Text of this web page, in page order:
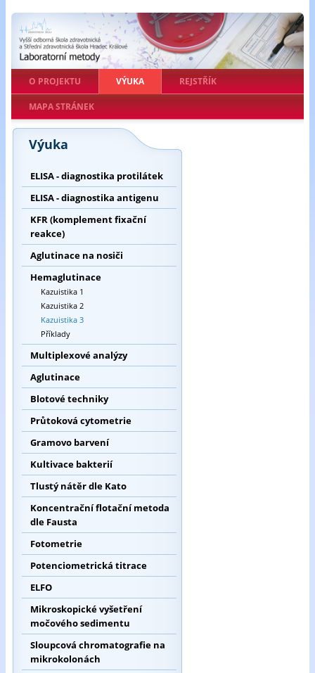
O PROJEKTU VÝUKA REJSTŘÍK
MAPA STRÁNEK
Výuka
ELISA - diagnostika protilátek
ELISA - diagnostika antigenu
KFR (komplement fixační
reakce)
Aglutinace na nosiči
Hemaglutinace
Kazuistika 1
Kazuistika 2
Kazuistika 3
Příklady
Multiplexové analýzy
Aglutinace
Blotové techniky
Průtoková cytometrie
Gramovo barvení
Kultivace bakterií
Tlustý nátěr dle Kato
Koncentrační flotační metoda
dle Fausta
Fotometrie
Potenciometrická titrace
ELFO
Mikroskopické vyšetření
močového sedimentu
Sloupcová chromatografie na
mikrokolonách